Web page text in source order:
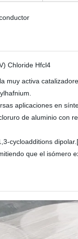
muy activa
aplicaciones en
de aluminio con
cycloadditions
que el isómero